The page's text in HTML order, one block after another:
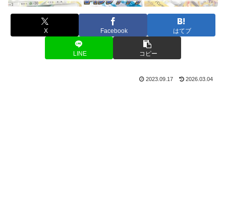
X Facebook はてブ
LINE コピー
2023.09.17 2026.03.04